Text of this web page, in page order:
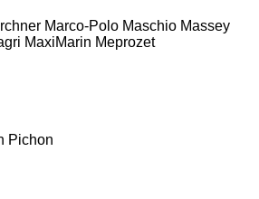
Marco-Polo Maschio Massey
MaxiMarin Meprozet
Pichon